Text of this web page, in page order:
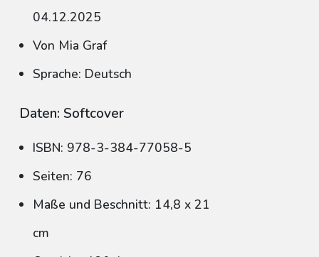
04.12.2025
Von Mia Graf
Sprache: Deutsch
Daten: Softcover
ISBN: 978-3-384-77058-5
Seiten: 76
Maße und Beschnitt: 14,8 x 21
cm